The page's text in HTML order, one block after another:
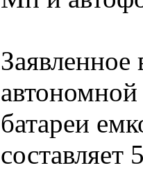
Заявленное
батареи
составляет